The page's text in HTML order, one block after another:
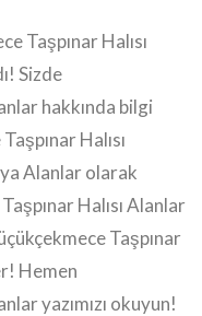
Taşpınar Halısı
Sizde
hakkında bilgi
Halısı
Alanlar olarak
Halısı Alanlar
Taşpınar
Hemen
yazımızı okuyun!